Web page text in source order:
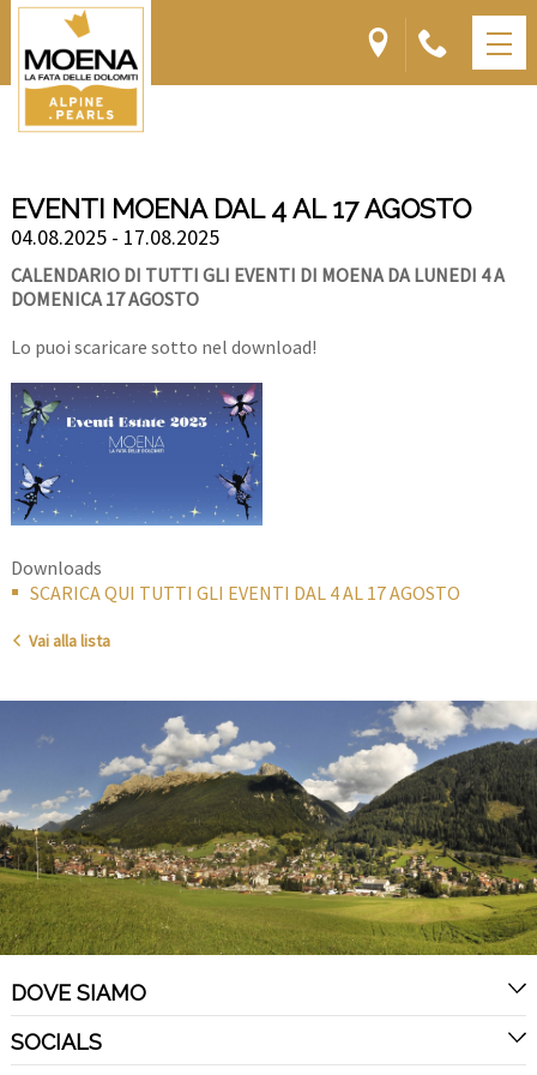
EVENTI MOENA DAL 4 AL 17 AGOSTO
04.08.2025 - 17.08.2025
CALENDARIO DI TUTTI GLI EVENTI DI MOENA DA LUNEDI 4 A
DOMENICA 17 AGOSTO
Lo puoi scaricare sotto nel download!
Downloads
SCARICA QUI TUTTI GLI EVENTI DAL 4 AL 17 AGOSTO
Vai alla lista
DOVE SIAMO
SOCIALS